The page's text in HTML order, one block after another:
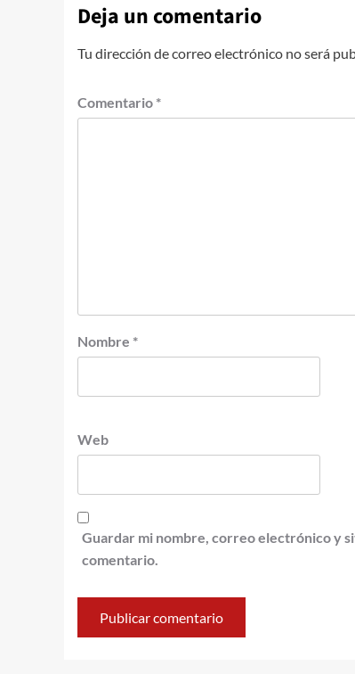
Deja un comentario
Tu dirección de correo electrónico no será
Comentario *
Nombre *
Web
Guardar mi nombre, correo electrónico y
comentario.